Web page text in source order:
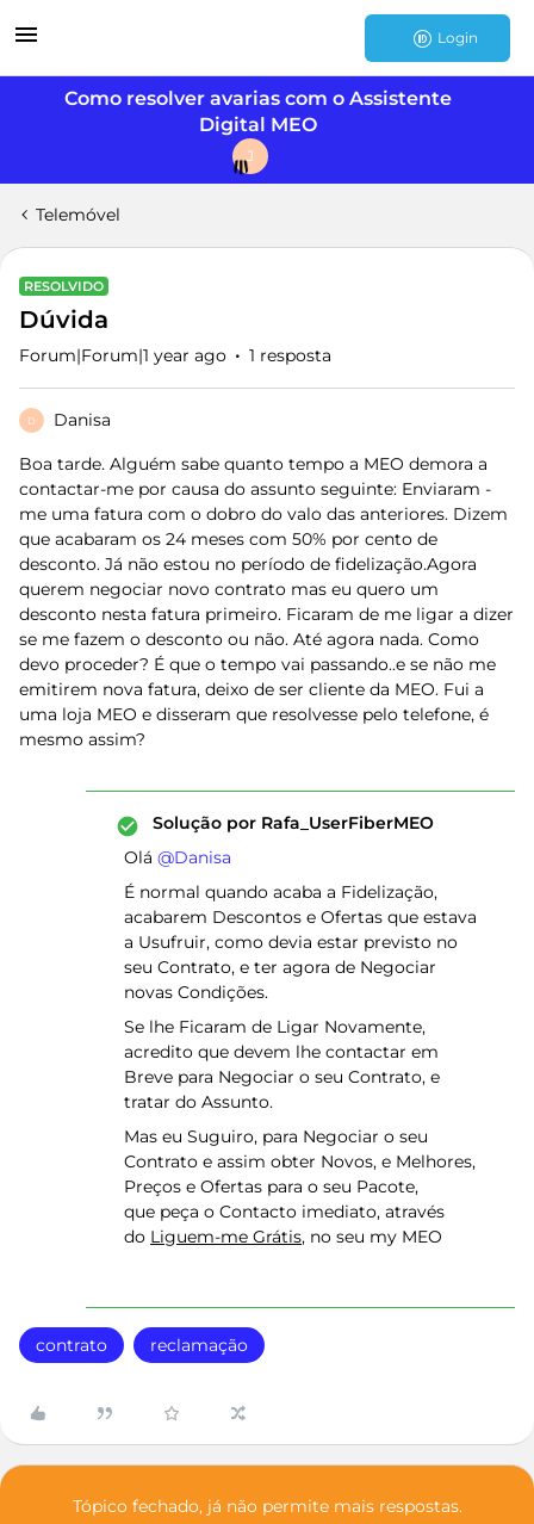
Login
Como resolver avarias com o Assistente
Digital MEO
J
Telemóvel
RESOLVIDO
Dúvida
Forum|Forum|1 year ago 1 resposta
D Danisa
Boa tarde. Alguém sabe quanto tempo a MEO demora a
contactar-me por causa do assunto seguinte: Enviaram -
me uma fatura com o dobro do valo das anteriores. Dizem
que acabaram os 24 meses com 50% por cento de
desconto. Já não estou no período de fidelização.Agora
querem negociar novo contrato mas eu quero um
desconto nesta fatura primeiro. Ficaram de me ligar a dizer
se me fazem o desconto ou não. Até agora nada. Como
devo proceder? É que o tempo vai passando..e se não me
emitirem nova fatura, deixo de ser cliente da MEO. Fui a
uma loja MEO e disseram que resolvesse pelo telefone, é
mesmo assim?
Solução por Rafa_UserFiberMEO
Olá ​ @Danisa
É normal quando acaba a Fidelização,
acabarem Descontos e Ofertas que estava
a Usufruir, como devia estar previsto no
seu Contrato, e ter agora de Negociar
novas Condições.
Se lhe Ficaram de Ligar Novamente,
acredito que devem lhe contactar em
Breve para Negociar o seu Contrato, e
tratar do Assunto.
Mas eu Suguiro, para Negociar o seu
Contrato e assim obter Novos, e Melhores,
Preços e Ofertas para o seu Pacote,
que peça o Contacto imediato, através
do Liguem-me Grátis, no seu my MEO
contrato reclamação
Tópico fechado, já não permite mais respostas.